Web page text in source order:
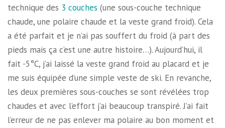
technique des 3 couches (une sous-couche technique
chaude, une polaire chaude et la veste grand froid). Cela
a été parfait et je n’ai pas souffert du froid (à part des
pieds mais ça c’est une autre histoire…). Aujourd’hui, il
fait -5°C, j’ai laissé la veste grand froid au placard et je
me suis équipée d’une simple veste de ski. En revanche,
les deux premières sous-couches se sont révélées trop
chaudes et avec l’effort j’ai beaucoup transpiré. J’ai fait
l’erreur de ne pas enlever ma polaire au bon moment et